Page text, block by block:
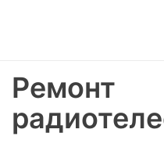
Ремонт